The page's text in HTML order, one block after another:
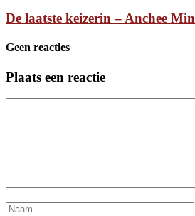
De laatste keizerin – Anchee Min
Geen reacties
Plaats een reactie